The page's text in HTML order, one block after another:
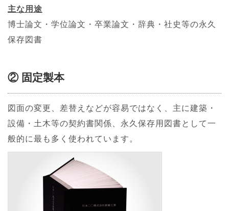
主な用途
博士論文・学位論文・卒業論文・辞典・社史等の永久
保存図書
② 固定製本
図面の変更、差替えなどが容易ではなく、主に建築・
設備・土木等の契約書関係、永久保存用図書として一
般的に最も多く使われています。